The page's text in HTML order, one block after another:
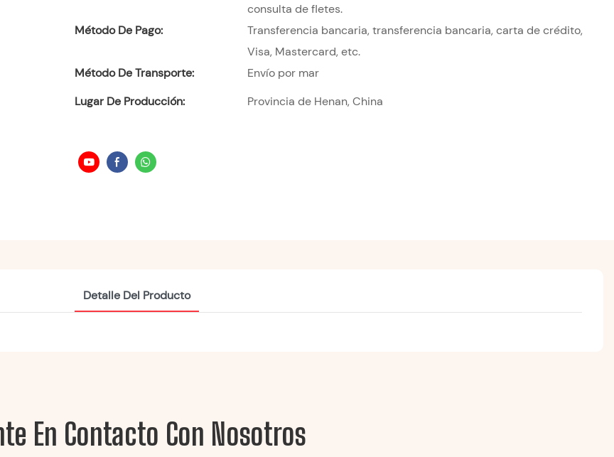
consulta de fletes.
Método De Pago:
Transferencia bancaria, transferencia bancaria, carta de crédito,
Visa, Mastercard, etc.
Método De Transporte:
Envío por mar
Lugar De Producción:
Provincia de Henan, China
Detalle Del Producto
En Contacto Con Nosotros